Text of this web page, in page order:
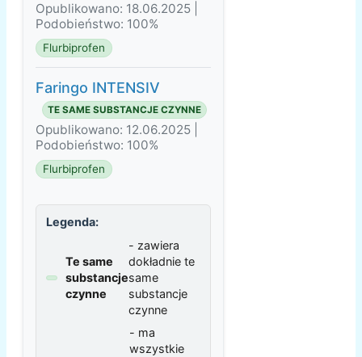
Opublikowano: 18.06.2025 |
Podobieństwo: 100%
Flurbiprofen
Faringo INTENSIV
TE SAME SUBSTANCJE CZYNNE
Opublikowano: 12.06.2025 |
Podobieństwo: 100%
Flurbiprofen
Legenda:
Te same
substancje
czynne
- zawiera
dokładnie te
same
substancje
czynne
- ma
wszystkie